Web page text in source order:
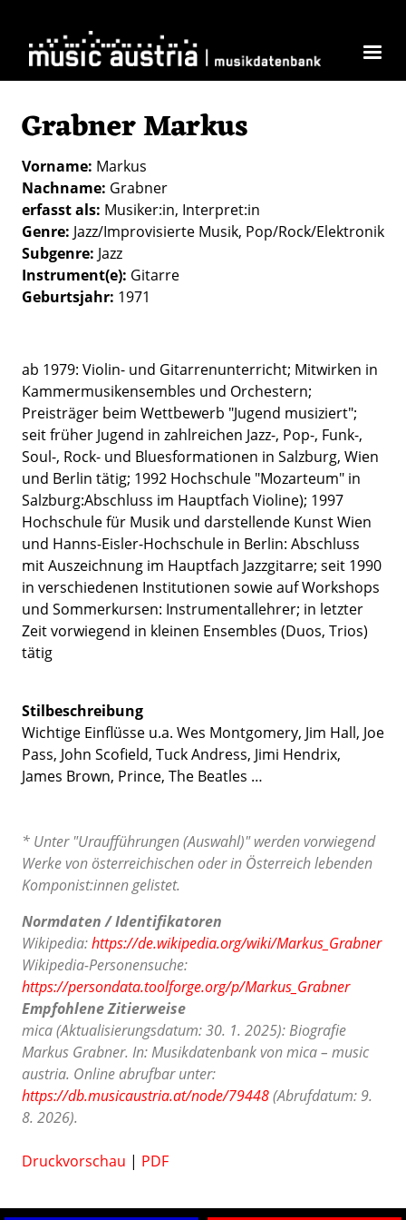
Grabner Markus
Vorname Markus
Nachname Grabner
erfasst als Musiker:in Interpret:in
Genre Jazz/Improvisierte Musik Pop/Rock/Elektronik
Subgenre Jazz
Instrument(e) Gitarre
Geburtsjahr 1971
ab 1979: Violin- und Gitarrenunterricht; Mitwirken in
Kammermusikensembles und Orchestern;
Preisträger beim Wettbewerb "Jugend musiziert";
seit früher Jugend in zahlreichen Jazz-, Pop-, Funk-,
Soul-, Rock- und Bluesformationen in Salzburg, Wien
und Berlin tätig; 1992 Hochschule "Mozarteum" in
Salzburg:Abschluss im Hauptfach Violine); 1997
Hochschule für Musik und darstellende Kunst Wien
und Hanns-Eisler-Hochschule in Berlin: Abschluss
mit Auszeichnung im Hauptfach Jazzgitarre; seit 1990
in verschiedenen Institutionen sowie auf Workshops
und Sommerkursen: Instrumentallehrer; in letzter
Zeit vorwiegend in kleinen Ensembles (Duos, Trios)
tätig
Stilbeschreibung
Wichtige Einflüsse u.a. Wes Montgomery, Jim Hall, Joe
Pass, John Scofield, Tuck Andress, Jimi Hendrix,
James Brown, Prince, The Beatles …
* Unter "Uraufführungen (Auswahl)" werden vorwiegend
Werke von österreichischen oder in Österreich lebenden
Komponist:innen gelistet.
Normdaten / Identifikatoren
Wikipedia:https://de.wikipedia.org/wiki/Markus_Grabner
Wikipedia-Personensuche:
https://persondata.toolforge.org/p/Markus_Grabner
Empfohlene Zitierweise
mica (Aktualisierungsdatum: 30. 1. 2025): Biografie
Markus Grabner. In: Musikdatenbank von mica – music
austria. Online abrufbar unter:
https://db.musicaustria.at/node/79448(Abrufdatum: 9.
8. 2026).
Druckvorschau | PDF